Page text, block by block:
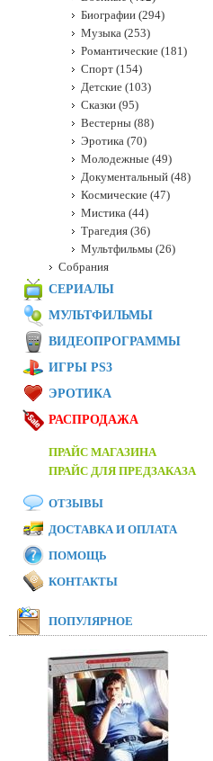
Биографии (294)
Музыка (253)
Романтические (181)
Спорт (154)
Детские (103)
Сказки (95)
Вестерны (88)
Эротика (70)
Молодежные (49)
Документальный (48)
Космические (47)
Мистика (44)
Трагедия (36)
Мультфильмы (26)
Собрания
СЕРИАЛЫ
МУЛЬТФИЛЬМЫ
ВИДЕОПРОГРАММЫ
ИГРЫ PS3
ЭРОТИКА
РАСПРОДАЖА
ПРАЙС МАГАЗИНА
ПРАЙС ДЛЯ ПРЕДЗАКАЗА
ОТЗЫВЫ
ДОСТАВКА И ОПЛАТА
ПОМОЩЬ
КОНТАКТЫ
ПОПУЛЯРНОЕ